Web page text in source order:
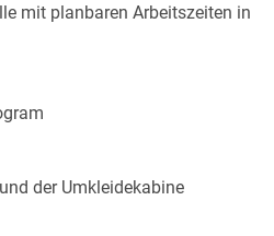
mit planbaren Arbeitszeiten in
der Umkleidekabine